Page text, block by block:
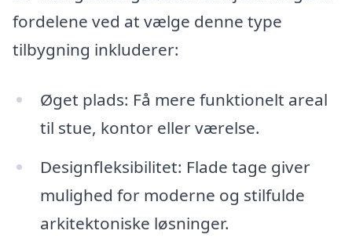
fordelene ved at vælge denne type
tilbygning inkluderer:
Øget plads: Få mere funktionelt areal
til stue, kontor eller værelse.
Designfleksibilitet: Flade tage giver
mulighed for moderne og stilfulde
arkitektoniske løsninger.